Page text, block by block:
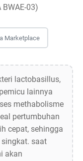
03)
Marketplace
lactobasillus,
lainnya
methabolisme
pertumbuhan
cepat, sehingga
saat
akan